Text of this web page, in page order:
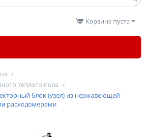
Корзина пуста
/
теплого пола /
блок (узел) из нержавеющей
расходомерами